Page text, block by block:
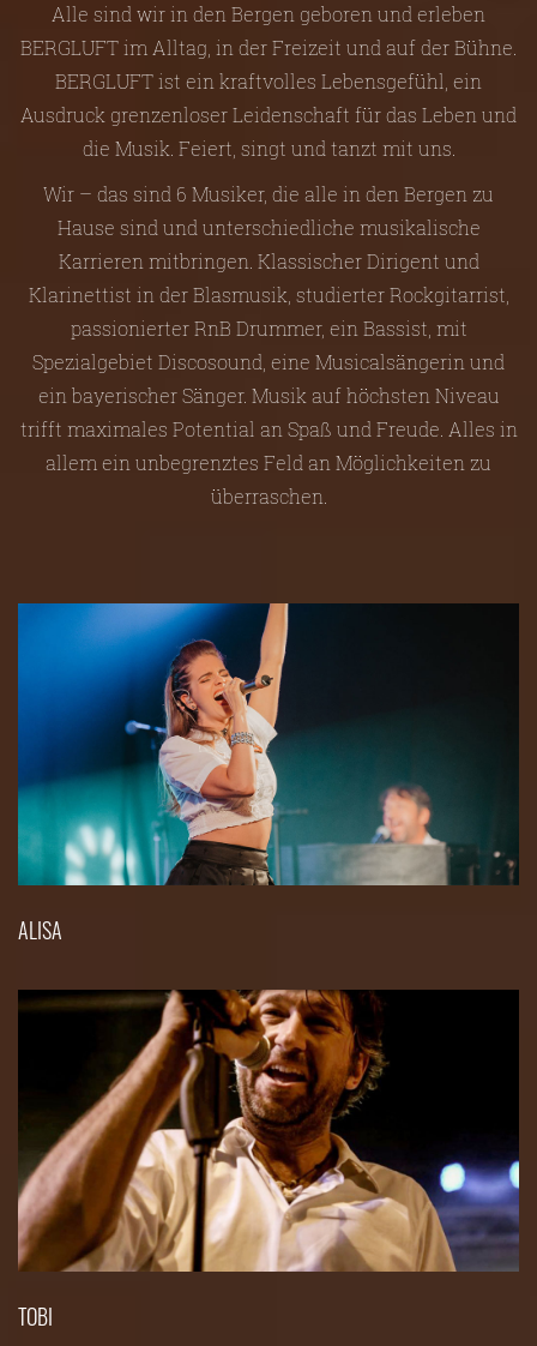
Alle sind wir in den Bergen geboren und erleben
BERGLUFT im Alltag, in der Freizeit und auf der Bühne.
BERGLUFT ist ein kraftvolles Lebensgefühl, ein
Ausdruck grenzenloser Leidenschaft für das Leben und
die Musik. Feiert, singt und tanzt mit uns.
Wir – das sind 6 Musiker, die alle in den Bergen zu
Hause sind und unterschiedliche musikalische
Karrieren mitbringen. Klassischer Dirigent und
Klarinettist in der Blasmusik, studierter Rockgitarrist,
passionierter RnB Drummer, ein Bassist, mit
Spezialgebiet Discosound, eine Musicalsängerin und
ein bayerischer Sänger. Musik auf höchsten Niveau
trifft maximales Potential an Spaß und Freude. Alles in
allem ein unbegrenztes Feld an Möglichkeiten zu
überraschen.
ALISA
TOBI